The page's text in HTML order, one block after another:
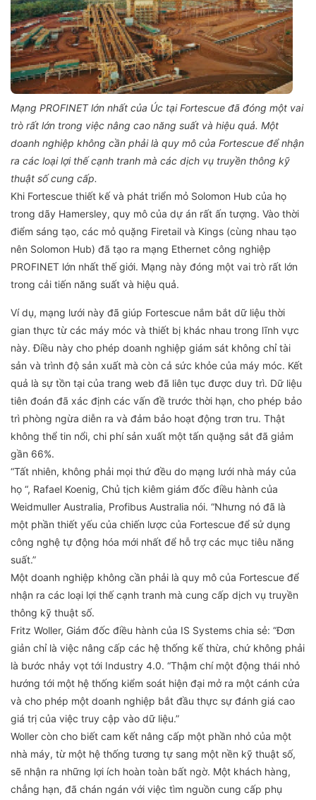
Mạng PROFINET lớn nhất của Úc tại Fortescue đã đóng một vai
trò rất lớn trong việc nâng cao năng suất và hiệu quả. Một
doanh nghiệp không cần phải là quy mô của Fortescue để nhận
ra các loại lợi thế cạnh tranh mà các dịch vụ truyền thông kỹ
thuật số cung cấp.
Khi Fortescue thiết kế và phát triển mỏ Solomon Hub của họ
trong dãy Hamersley, quy mô của dự án rất ấn tượng. Vào thời
điểm sáng tạo, các mỏ quặng Firetail và Kings (cùng nhau tạo
nên Solomon Hub) đã tạo ra mạng Ethernet công nghiệp
PROFINET lớn nhất thế giới. Mạng này đóng một vai trò rất lớn
trong cải tiến năng suất và hiệu quả.
Ví dụ, mạng lưới này đã giúp Fortescue nắm bắt dữ liệu thời
gian thực từ các máy móc và thiết bị khác nhau trong lĩnh vực
này. Điều này cho phép doanh nghiệp giám sát không chỉ tài
sản và trình độ sản xuất mà còn cả sức khỏe của máy móc. Kết
quả là sự tồn tại của trang web đã liên tục được duy trì. Dữ liệu
tiên đoán đã xác định các vấn đề trước thời hạn, cho phép bảo
trì phòng ngừa diễn ra và đảm bảo hoạt động trơn tru. Thật
không thể tin nổi, chi phí sản xuất một tấn quặng sắt đã giảm
gần 66%.
“Tất nhiên, không phải mọi thứ đều do mạng lưới nhà máy của
họ “, Rafael Koenig, Chủ tịch kiêm giám đốc điều hành của
Weidmuller Australia, Profibus Australia nói. “Nhưng nó đã là
một phần thiết yếu của chiến lược của Fortescue để sử dụng
công nghệ tự động hóa mới nhất để hỗ trợ các mục tiêu năng
suất.”
Một doanh nghiệp không cần phải là quy mô của Fortescue để
nhận ra các loại lợi thế cạnh tranh mà cung cấp dịch vụ truyền
thông kỹ thuật số.
Fritz Woller, Giám đốc điều hành của IS Systems chia sẻ: “Đơn
giản chỉ là việc nâng cấp các hệ thống kế thừa, chứ không phải
là bước nhảy vọt tới Industry 4.0. “Thậm chí một động thái nhỏ
hướng tới một hệ thống kiểm soát hiện đại mở ra một cánh cửa
và cho phép một doanh nghiệp bắt đầu thực sự đánh giá cao
giá trị của việc truy cập vào dữ liệu.”
Woller còn cho biết cam kết nâng cấp một phần nhỏ của một
nhà máy, từ một hệ thống tương tự sang một nền kỹ thuật số,
sẽ nhận ra những lợi ích hoàn toàn bất ngờ. Một khách hàng,
chẳng hạn, đã chán ngán với việc tìm nguồn cung cấp phụ